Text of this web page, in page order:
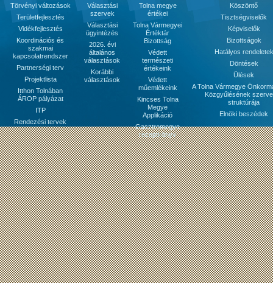
Törvényi változások
Területfejlesztés
Vidékfejlesztés
Koordinációs és
szakmai
kapcsolatrendszer
Partnerségi terv
Projektlista
Itthon Tolnában
ÁROP pályázat
ITP
Rendezési tervek
Választási
szervek
Választási
ügyintézés
2026. évi
általános
választások
Korábbi
választások
Tolna megye
értékei
Tolna Vármegyei
Értéktár
Bizottság
Védett
természeti
értékeink
Védett
műemlékeink
Kincses Tolna
Megye
Applikáció
Gasztromegye
receptkönyv
Köszöntő
Tisztségviselők
Képviselők
Bizottságok
Hatályos rendeletek
Döntések
Ülések
A Tolna Vármegye
Közgyűlésének
struktúrája
Elnöki beszédek